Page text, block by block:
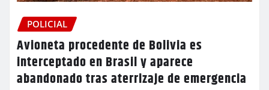
POLICIAL
Avioneta procedente de Bolivia es
interceptado en Brasil y aparece
abandonado tras aterrizaje de emergencia